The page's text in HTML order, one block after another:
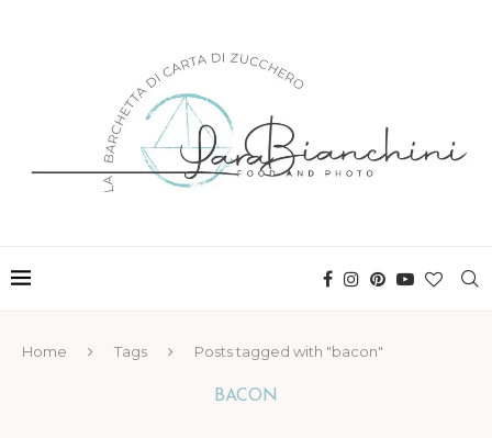
Home Tags Posts tagged with "bacon"
BACON